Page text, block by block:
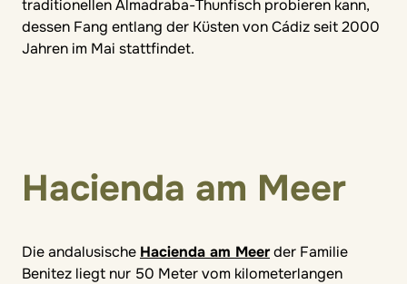
traditionellen Almadraba-Thunfisch probieren kann,
dessen Fang entlang der Küsten von Cádiz seit 2000
Jahren im Mai stattfindet.
Hacienda am Meer
Die andalusische Hacienda am Meerder Familie
Benitez liegt nur 50 Meter vom kilometerlangen